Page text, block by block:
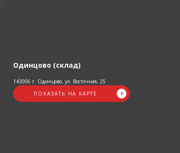
Одинцово (склад)
143006 г. Одинцово, ул. Восточная, 25
ПОКАЗАТЬ НА КАРТЕ